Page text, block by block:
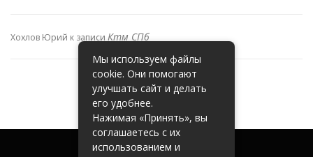
Хохлов Юрий к записи Ктм СПб
Мы используем файлы
cookie. Они помогают
улучшать сайт и делать
его удобнее.
Нажимая «Принять», вы
соглашаетесь с их
использованием и